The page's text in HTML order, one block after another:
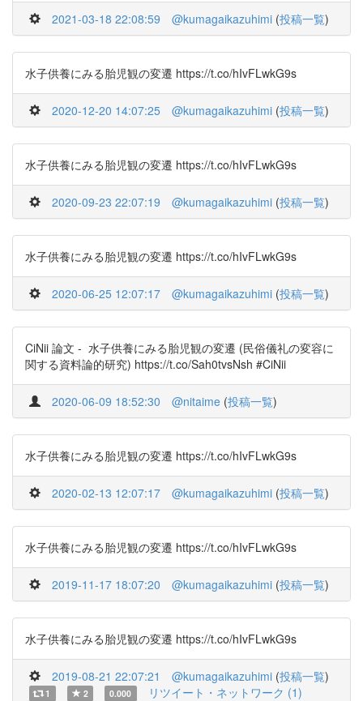
2021-03-18 22:08:59 @kumagaikazuhimi (投稿一覧)
水子供養にみる胎児観の変遷 https://t.co/hIvFLwkG9s
2020-12-20 14:07:25 @kumagaikazuhimi (投稿一覧)
水子供養にみる胎児観の変遷 https://t.co/hIvFLwkG9s
2020-09-23 22:07:19 @kumagaikazuhimi (投稿一覧)
水子供養にみる胎児観の変遷 https://t.co/hIvFLwkG9s
2020-06-25 12:07:17 @kumagaikazuhimi (投稿一覧)
CiNii 論文 - 水子供養にみる胎児観の変遷 (民俗儀礼の変容に
関する資料論的研究) https://t.co/Sah0tvsNsh #CiNii
2020-06-09 18:52:30 @nitaime (投稿一覧)
水子供養にみる胎児観の変遷 https://t.co/hIvFLwkG9s
2020-02-13 12:07:17 @kumagaikazuhimi (投稿一覧)
水子供養にみる胎児観の変遷 https://t.co/hIvFLwkG9s
2019-11-17 18:07:20 @kumagaikazuhimi (投稿一覧)
水子供養にみる胎児観の変遷 https://t.co/hIvFLwkG9s
2019-08-21 22:07:21 @kumagaikazuhimi (投稿一覧)
1 2 0.000 リツイート・ネットワーク (1)